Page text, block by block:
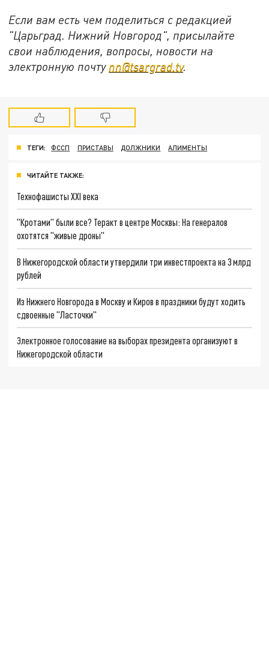
Если вам есть чем поделиться с редакцией
"Царьград. Нижний Новгород", присылайте
свои наблюдения, вопросы, новости на
электронную почту nn@tsargrad.tv.
ТЕГИ: ФССП ПРИСТАВЫ ДОЛЖНИКИ АЛИМЕНТЫ
ЧИТАЙТЕ ТАКЖЕ:
Технофашисты XXI века
"Кротами" были все? Теракт в центре Москвы: На генералов
охотятся "живые дроны"
В Нижегородской области утвердили три инвестпроекта на 3 млрд
рублей
Из Нижнего Новгорода в Москву и Киров в праздники будут ходить
сдвоенные "Ласточки"
Электронное голосование на выборах президента организуют в
Нижегородской области